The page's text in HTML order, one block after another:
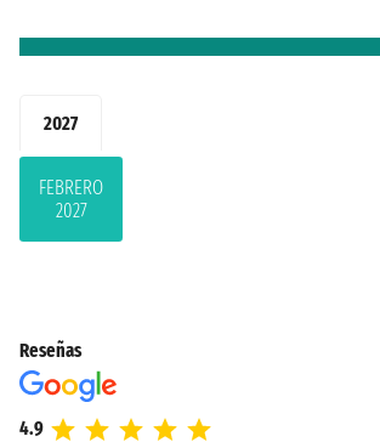
2027
FEBRERO
2027
Reseñas
4.9